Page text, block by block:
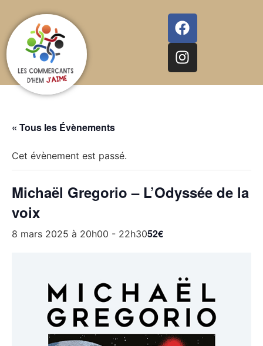
« Tous les Évènements
Cet évènement est passé.
Michaël Gregorio – L’Odyssée de la
voix
8 mars 2025 à 20h00 - 22h3052€